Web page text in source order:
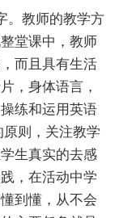
。教师的教学方
堂课中，教师
而且具有生活
，身体语言，
练和运用英语
则，关注教学
生真实的去感
，在活动中学
到懂，从不会